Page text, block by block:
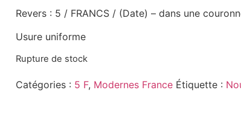
Revers : 5 / FRANCS / (Date) – dans une
Usure uniforme
Rupture de stock
Catégories : 5 F, Modernes France Étiquette :